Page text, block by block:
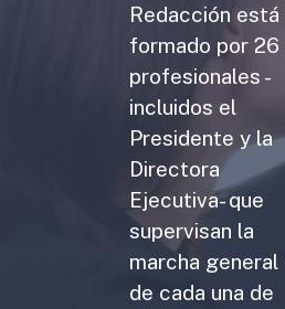
Redacción está
formado por 26
profesionales -
incluidos el
Presidente y la
Directora
Ejecutiva- que
supervisan la
marcha general
de cada una de